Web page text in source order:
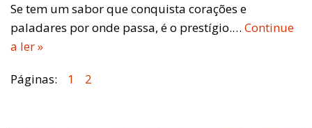
Se tem um sabor que conquista corações e
paladares por onde passa, é o prestígio.… Continue
a ler »
Páginas: 1 2